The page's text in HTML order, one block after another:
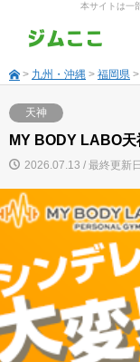
本サイトは一
> 九州・沖縄 > 福岡県 >
天神
MY BODY LABO天
2026.07.13 / 最終更新